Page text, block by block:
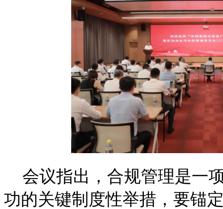
会议指出，合规管理是一
功的关键制度性举措，要锚